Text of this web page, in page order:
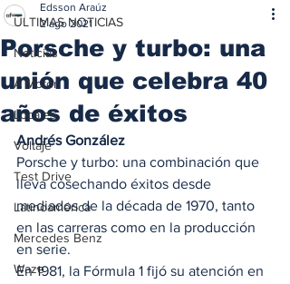
ÚLTIMAS NOTICIAS
Noticias
A Motor
Locales
Voltaje
Test Drive
Latinoamérica
Mercedes Benz
Waze
Porsche y turbo: una
unión que celebra 40
años de éxitos
Edsson Araúz
2 ago 2021
Andrés González
Porsche y turbo: una combinación que
lleva cosechando éxitos desde
mediados de la década de 1970, tanto
en las carreras como en la producción
en serie.
En 1981, la Fórmula 1 fijó su atención en